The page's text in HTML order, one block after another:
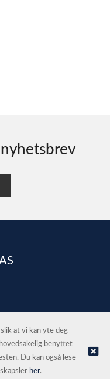
levert av Kréatif
at vi kan yte deg
benyttet
Du kan også lese
her.